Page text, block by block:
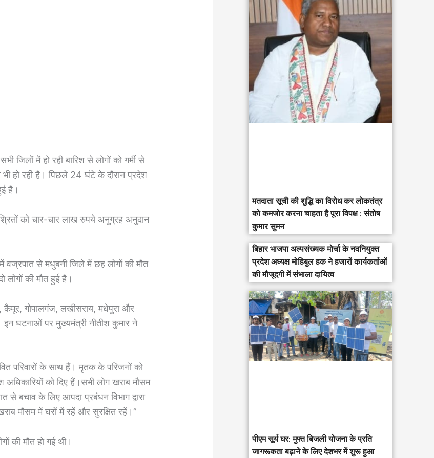
जिलों में हो रही बारिश से लोगों को गर्मी से
भी हो रही है। पिछले 24 घंटे के दौरान प्रदेश
है।
को चार-चार लाख रुपये अनुग्रह अनुदान
से मधुबनी जिले में छह लोगों की मौत
लोगों की मौत हुई है।
कैमूर, गोपालगंज, लखीसराय, मधेपुरा और
घटनाओं पर मुख्यमंत्री नीतीश कुमार ने
परिवारों के साथ हैं। मृतक के परिजनों को
को दिए हैं।सभी लोग खराब मौसम
से बचाव के लिए आपदा प्रबंधन विभाग द्वारा
मौसम में घरों में रहें और सुरक्षित रहें।”
की मौत हो गई थी।
मतदाता सूची की शुद्धि का विरोध कर लोकतंत्र
को कमजोर करना चाहता है पूरा विपक्ष : संतोष
कुमार सुमन
बिहार भाजपा अल्पसंख्यक मोर्चा के नवनियुक्त
प्रदेश अध्यक्ष मोहिबुल हक ने हजारों कार्यकर्ताओं
की मौजूदगी में संभाला दायित्व
पीएम सूर्य घर: मुफ्त बिजली योजना के प्रति
जागरूकता बढ़ाने के लिए देशभर में शुरू हुआ